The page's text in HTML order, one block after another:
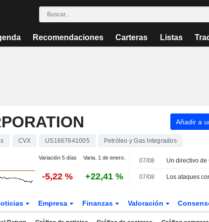
Recomendaciones Carteras Listas
Añadir a
CVX US1667641005 Petróleo y Gas Integrados
Variación 5 días Varia. 1 de enero.
-5,22 % +22,41 %
07/08
07/08
Empresa Finanzas Valoración